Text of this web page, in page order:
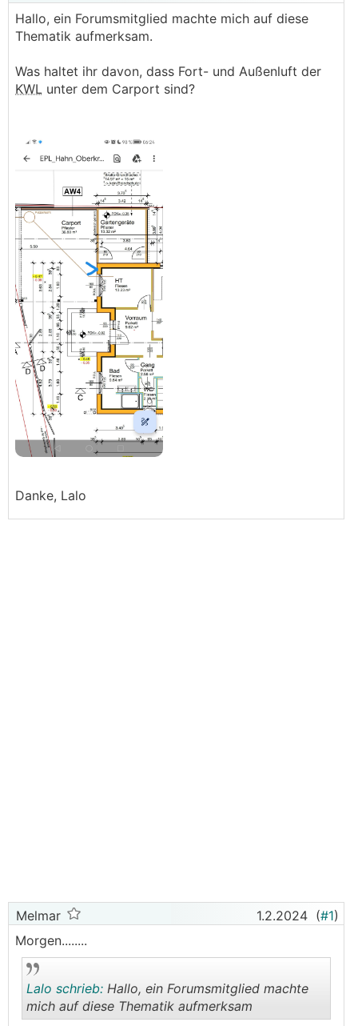
Hallo, ein Forumsmitglied machte mich auf diese
Thematik aufmerksam.
Was haltet ihr davon, dass Fort- und Außenluft der
KWL unter dem Carport sind?
Danke, Lalo
Melmar 1.2.2024 (#1)
Morgen........
Lalo schrieb: Hallo, ein Forumsmitglied machte
mich auf diese Thematik aufmerksam